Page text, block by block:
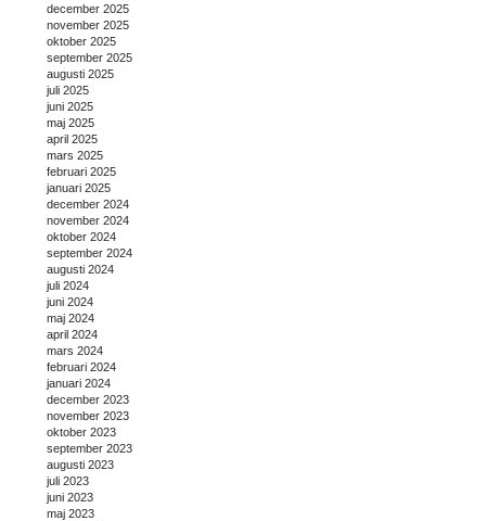
december 2025
november 2025
oktober 2025
september 2025
augusti 2025
juli 2025
juni 2025
maj 2025
april 2025
mars 2025
februari 2025
januari 2025
december 2024
november 2024
oktober 2024
september 2024
augusti 2024
juli 2024
juni 2024
maj 2024
april 2024
mars 2024
februari 2024
januari 2024
december 2023
november 2023
oktober 2023
september 2023
augusti 2023
juli 2023
juni 2023
maj 2023